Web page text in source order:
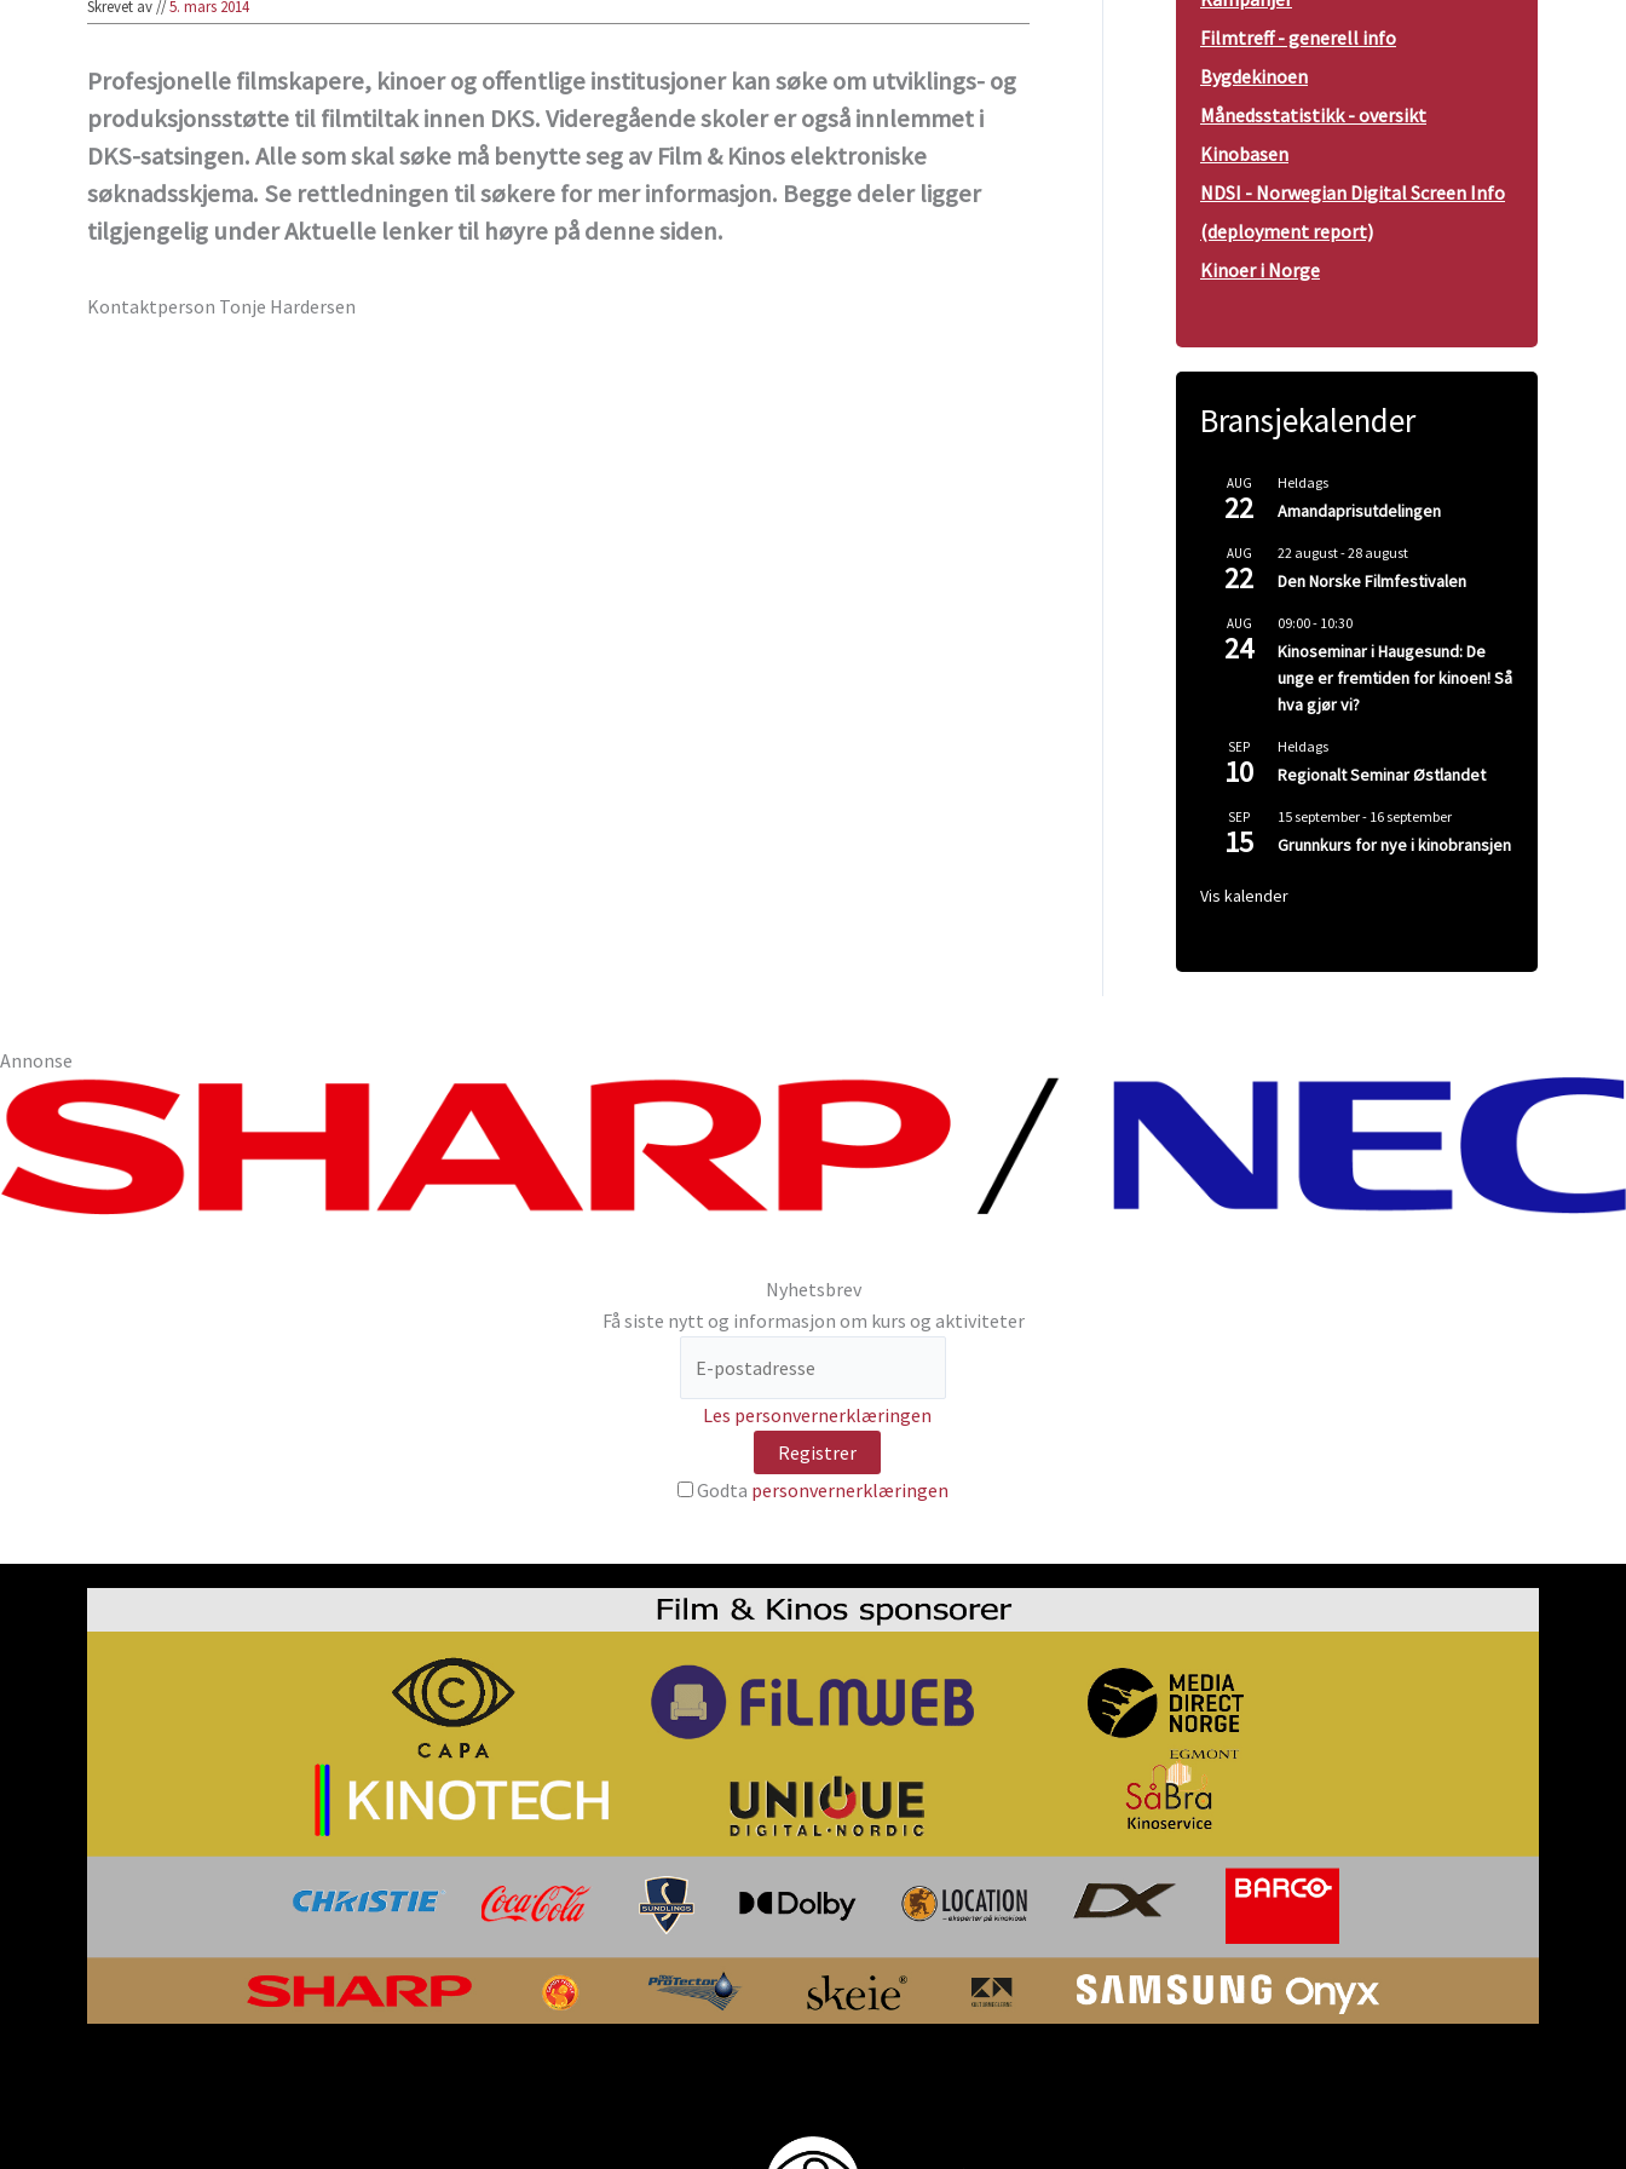
Skrevet av //5. mars 2014
Profesjonelle filmskapere, kinoer og offentlige institusjoner kan søke om utviklings- og
produksjonsstøtte til filmtiltak innen DKS. Videregående skoler er også innlemmet i
DKS-satsingen. Alle som skal søke må benytte seg av Film & Kinos elektroniske
søknadsskjema. Se rettledningen til søkere for mer informasjon. Begge deler ligger
tilgjengelig under Aktuelle lenker til høyre på denne siden.
Kontaktperson Tonje Hardersen
Filmtreff - generell info
Bygdekinoen
Månedsstatistikk - oversikt
Kinobasen
NDSI - Norwegian Digital Screen Info
(deployment report)
Kinoer i Norge
Bransjekalender
AUG
22
Heldags
Amandaprisutdelingen
AUG
22
22 august-28 august
Den Norske Filmfestivalen
AUG
24
09:00- 10:30
Kinoseminar i Haugesund: De
unge er fremtiden for kinoen! Så
hva gjør vi?
SEP
10
Heldags
Regionalt Seminar Østlandet
SEP
15
15 september- 16 september
Grunnkurs for nye i kinobransjen
Vis kalender
Annonse
Nyhetsbrev
Få siste nytt og informasjon om kurs og aktiviteter
Les personvernerklæringen
Godta personvernerklæringen